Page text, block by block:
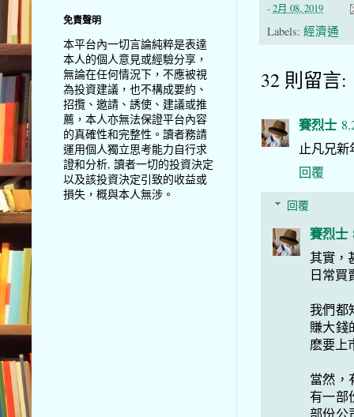
-2月 08, 2019
Labels: 經濟通
32 則留言:
賽烈士
止凡兄新
回覆
回覆
賽烈士
其實，
日常買
我們都
賺大錢
麽要上
當然，
有一部
免責聲明
本平台內一切言論純粹是表達
本人的個人意見或經驗分享，
無論在任何情況下，不應被視
為投資建議，也不構成要約、
招攬、邀請、誘使、建議或推
薦，本人亦無法保證平台內容
的真確性和完整性。讀者務請
運用個人獨立思考能力自行求
證和分析, 讀者一切的投資決定
以及該投資決定引致的收益或
損失，概與本人無涉。